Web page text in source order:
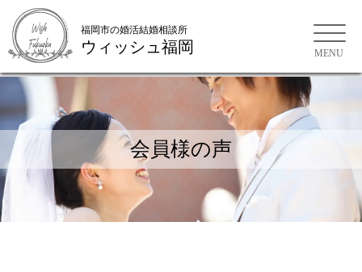
福岡市の婚活結婚相談所
ウィッシュ福岡
会員様の声